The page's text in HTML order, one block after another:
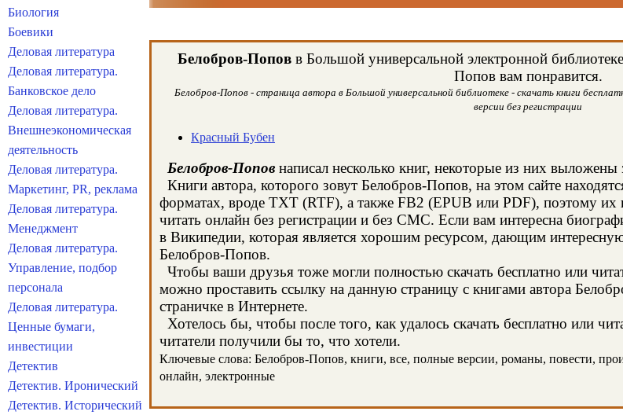
Белобров-Попов в Большой универсальной электронной
Попов вам понравится.
Белобров-Попов - страница автора в Большой универсальной библиотеке - скачать книги
версии без регистрации
Красный Бубен
Белобров-Попов написал несколько книг, некоторые из них выложены
Книги автора, которого зовут Белобров-Попов, на этом сайте
форматах, вроде TXT (RTF), а также FB2 (EPUB или PDF), поэтому их
читать онлайн без регистрации и без СМС. Если вам интересна
в Википедии, которая является хорошим ресурсом, дающим
Белобров-Попов.
Чтобы ваши друзья тоже могли полностью скачать бесплатно или
можно проставить ссылку на данную страницу с книгами автора
страничке в Интернете.
Хотелось бы, чтобы после того, как удалось скачать бесплатно или
читатели получили бы то, что хотели.
Ключевые слова: Белобров-Попов, книги, все, полные версии, романы, повести,
онлайн, электронные
Биология
Боевики
Деловая литература
Деловая литература.
Банковское дело
Деловая литература.
Внешнеэкономическая
деятельность
Деловая литература.
Маркетинг, PR, реклама
Деловая литература.
Менеджмент
Деловая литература.
Управление, подбор
персонала
Деловая литература.
Ценные бумаги,
инвестиции
Детектив
Детектив. Иронический
Детектив. Исторический